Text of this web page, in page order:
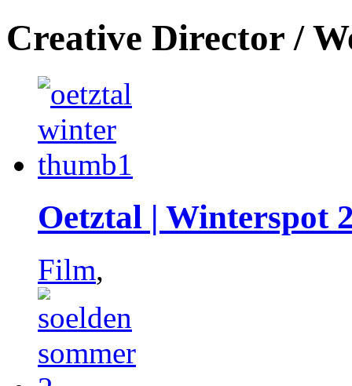
Creative Director /
Oetztal | Winterspot
Film,